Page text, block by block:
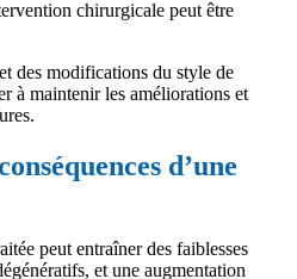
chirurgicale peut être
des modifications du style de
à maintenir les améliorations et
d’une
peut entraîner des faiblesses
et une augmentation